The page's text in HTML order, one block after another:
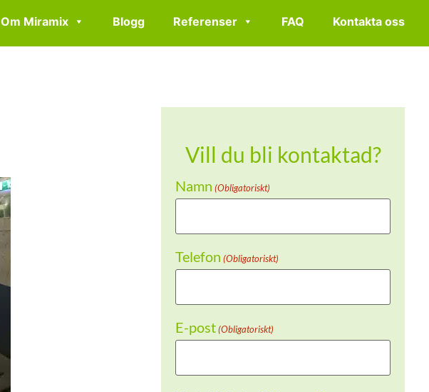
Om Miramix Blogg Referenser FAQ Kontakta oss
Vill du bli kontaktad?
Namn (Obligatoriskt)
Telefon (Obligatoriskt)
E-post (Obligatoriskt)